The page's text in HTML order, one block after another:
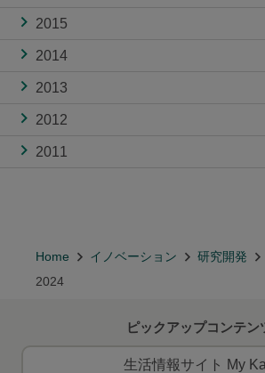
2015
2014
2013
2012
2011
Home イノベーション 研究開発
2024
ピックアップコンテン
生活情報サイト My